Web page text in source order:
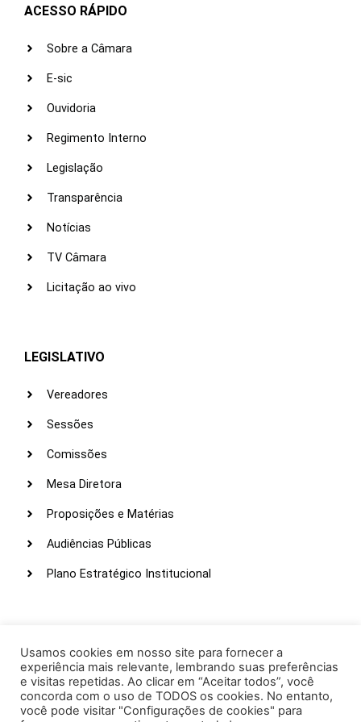
ACESSO RÁPIDO
Sobre a Câmara
E-sic
Ouvidoria
Regimento Interno
Legislação
Transparência
Notícias
TV Câmara
Licitação ao vivo
LEGISLATIVO
Vereadores
Sessões
Comissões
Mesa Diretora
Proposições e Matérias
Audiências Públicas
Plano Estratégico Institucional
Webmail
Intranet
Administração
Usamos cookies em nosso site para fornecer a
experiência mais relevante, lembrando suas preferências
e visitas repetidas. Ao clicar em “Aceitar todos”, você
concorda com o uso de TODOS os cookies. No entanto,
você pode visitar "Configurações de cookies" para